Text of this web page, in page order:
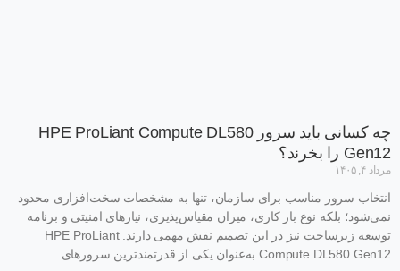
چه کسانی باید سرور HPE ProLiant Compute DL580
Gen12 را بخرند؟
مرداد ۴, ۱۴۰۵
انتخاب سرور مناسب برای سازمان، تنها به مشخصات سخت‌افزاری محدود
نمی‌شود؛ بلکه نوع بار کاری، میزان مقیاس‌پذیری، نیازهای امنیتی و برنامه
توسعه زیرساخت نیز در این تصمیم نقش مهمی دارند. HPE ProLiant
Compute DL580 Gen12 به‌عنوان یکی از قدرتمندترین سرورهای